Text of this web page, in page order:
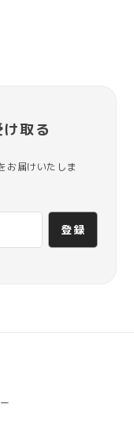
取る
お届けいたしま
登録